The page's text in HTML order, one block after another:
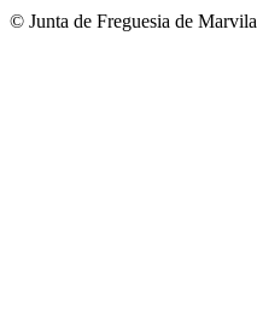
© Junta de Freguesia de Marvila